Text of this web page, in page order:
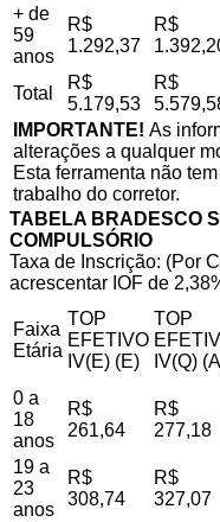
+ de
59
anos
R$
1.292,37
R$
Total
R$
5.179,53
R$
IMPORTANTE! As
alterações a qualquer
Esta ferramenta não
trabalho do corretor.
TABELA BRADESCO
COMPULSÓRIO
Taxa de Inscrição: (Por
acrescentar IOF de
Faixa
Etária
TOP
EFETIVO
IV(E) (E)
TOP
IV(Q)
0 a
18
anos
R$
261,64
R$
277,18
19 a
23
anos
R$
308,74
R$
327,07